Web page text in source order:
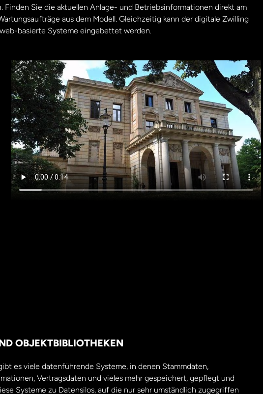
Finden Sie die aktuellen Anlage- und Betriebsinformationen direkt am
aus dem Modell. Gleichzeitig kann der digitale Zwilling
basierte Systeme eingebettet werden.
OBJEKTBIBLIOTHEKEN
es viele datenführende Systeme, in denen Stammdaten,
Vertragsdaten und vieles mehr gespeichert, gepflegt und
Systeme zu Datensilos, auf die nur sehr umständlich zugegriffen